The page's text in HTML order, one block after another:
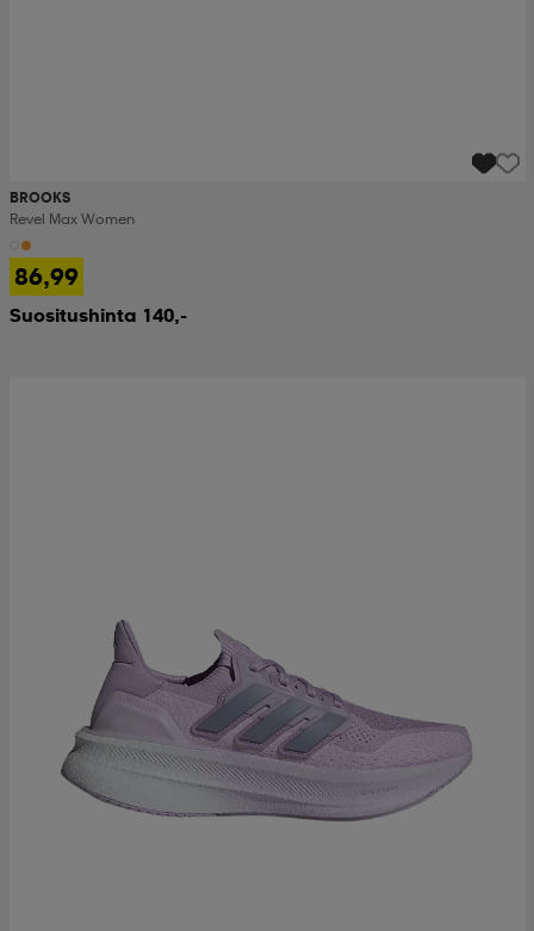
BROOKS
Revel Max Women
86,99
Suositushinta 140,-